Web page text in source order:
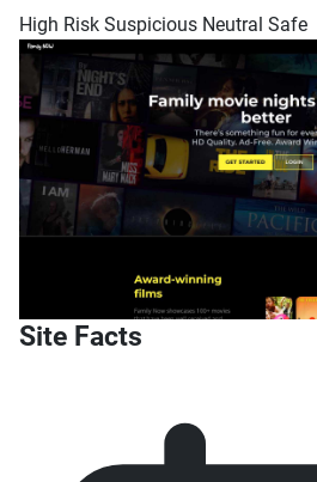
High Risk Suspicious Neutral Safe
Site Facts